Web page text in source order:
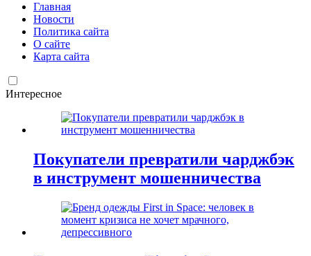
Главная
Новости
Политика сайта
О сайте
Карта сайта
Интересное
Покупатели превратили чарджбэк
в инструмент мошенничества